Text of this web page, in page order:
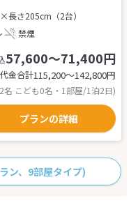
長さ205cm（2台）
禁煙
57,600～71,400円
金合計115,200〜142,800円
名 こども0名・1部屋/1泊2日)
プランの詳細
ン、9部屋タイプ)